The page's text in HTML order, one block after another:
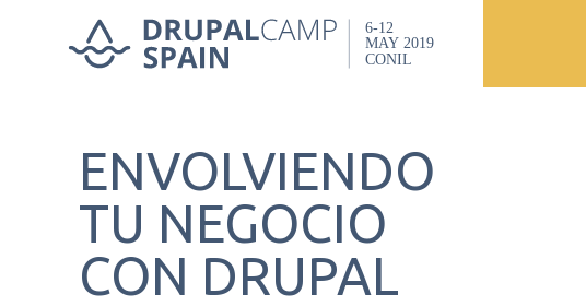
ENVOLVIENDO
TU NEGOCIO
CON DRUPAL